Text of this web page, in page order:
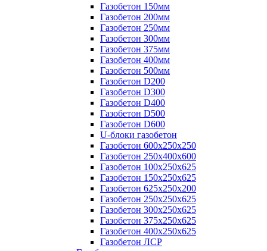
Газобетон 150мм
Газобетон 200мм
Газобетон 250мм
Газобетон 300мм
Газобетон 375мм
Газобетон 400мм
Газобетон 500мм
Газобетон D200
Газобетон D300
Газобетон D400
Газобетон D500
Газобетон D600
U-блоки газобетон
Газобетон 600x250x250
Газобетон 250x400x600
Газобетон 100х250х625
Газобетон 150х250х625
Газобетон 625х250х200
Газобетон 250х250х625
Газобетон 300х250х625
Газобетон 375х250х625
Газобетон 400х250х625
Газобетон ЛСР